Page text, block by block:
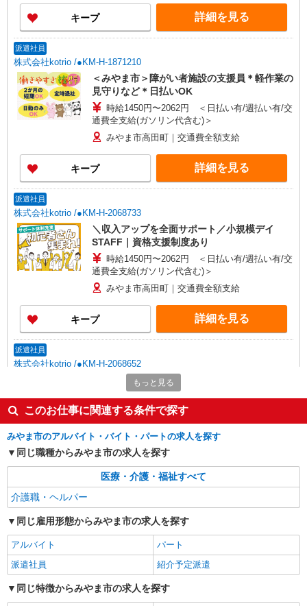
キープ 詳細を見る
派遣社員
株式会社kotrio /●KM-H-1871210
＜みやま市＞障がい者施設の支援員＊軽作業の
見守りなど＊日払いOK
時給1450円〜2062円 ＜日払い有/週払い有/交
通費全支給(ガソリン代含む)＞
みやま市高田町｜交通費全額支給
キープ 詳細を見る
派遣社員
株式会社kotrio /●KM-H-2068733
＼収入アップを全面サポート／小規模デイ
STAFF｜資格支援制度あり
時給1450円〜2062円 ＜日払い有/週払い有/交
通費全支給(ガソリン代含む)＞
みやま市高田町｜交通費全額支給
キープ 詳細を見る
派遣社員
株式会社kotrio /●KM-H-2068652
みやま市のデイサービス♪日勤のみ！残業ゼロ
で趣味も満喫
時給1450円〜2062円 ＜日払い有/週払い有/交
通費全支給(ガソリン代含む)＞
みやま市高田町｜交通費全額支給
キープ 詳細を見る
派遣社員
株式会社kotrio /●KM-H-2067116
事サポートなど
時給1450円〜2062円 ＜日払い有/週払い有/交
通費全支給(ガソリン代含む)＞
みやま市高田町｜交通費全額支給
もっと見る
このお仕事に関連する条件で探す
みやま市のアルバイト・バイト・パートの求人を探す
同じ職種からみやま市の求人を探す
医療・介護・福祉すべて
介護職・ヘルパー
同じ雇用形態からみやま市の求人を探す
アルバイト
パート
派遣社員
紹介予定派遣
同じ特徴からみやま市の求人を探す